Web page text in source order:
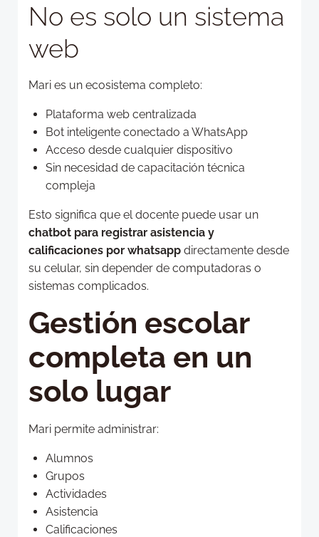
No es solo un sistema
web
Mari es un ecosistema completo:
Plataforma web centralizada
Bot inteligente conectado a WhatsApp
Acceso desde cualquier dispositivo
Sin necesidad de capacitación técnica
compleja
Esto significa que el docente puede usar un
chatbot para registrar asistencia y
calificaciones por whatsapp directamente desde
su celular, sin depender de computadoras o
sistemas complicados.
Gestión escolar
completa en un
solo lugar
Mari permite administrar:
Alumnos
Grupos
Actividades
Asistencia
Calificaciones